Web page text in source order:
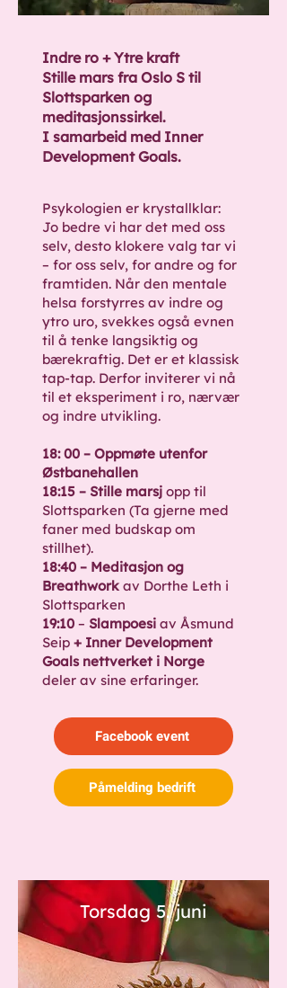
Indre ro + Ytre kraft
Stille mars fra Oslo S til
Slottsparken og
meditasjonssirkel.
I samarbeid med Inner
Development Goals.
Psykologien er krystallklar:
Jo bedre vi har det med oss
selv, desto klokere valg tar vi
– for oss selv, for andre og for
framtiden. Når den mentale
helsa forstyrres av indre og
ytro uro, svekkes også evnen
til å tenke langsiktig og
bærekraftig. Det er et klassisk
tap-tap. Derfor inviterer vi nå
til et eksperiment i ro, nærvær
og indre utvikling.​
18: 00 – Oppmøte utenfor
Østbanehallen
18:15 – Stille marsj opp til
Slottsparken (Ta gjerne med
faner med budskap om
stillhet).
18:40 – Meditasjon og
Breathwork av Dorthe Leth i
Slottsparken​
19:10 – Slampoesi av Åsmund
Seip + Inner Development
Goals nettverket i Norge
deler av sine erfaringer.
Facebook event
Påmelding bedrift
Torsdag 5. juni